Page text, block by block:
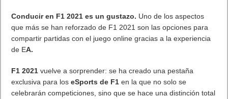
Conducir en F1 2021 es un gustazo. Uno de los aspectos
que más se han reforzado de F1 2021 son las opciones para
compartir partidas con el juego online gracias a la experiencia
de EA.
F1 2021 vuelve a sorprender: se ha creado una pestaña
exclusiva para loseSports de F1 en la que no solo se
celebrarán competiciones, sino que se hace una distinción total